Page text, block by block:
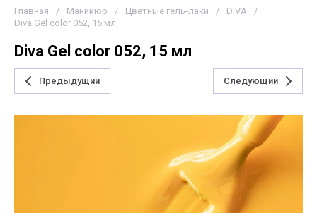
Главная / Маникюр / Цветные гель-лаки / DIVA
/
Diva Gel color 052, 15 мл
Diva Gel color 052, 15 мл
Предыдущий Следующий